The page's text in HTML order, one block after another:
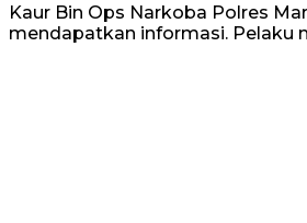
Kaur Bin Ops Narkoba Polres
mendapatkan informasi. Pelaku